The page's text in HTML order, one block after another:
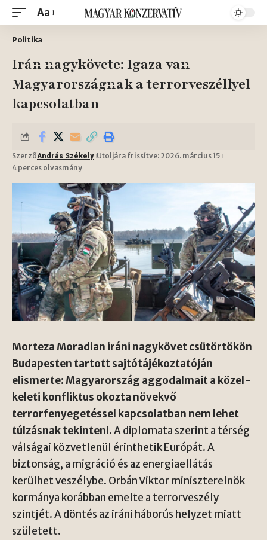
Aa
Politika
Irán nagykövete: Igaza van
Magyarországnak a terrorveszéllyel
kapcsolatban
SzerzőAndrás Székely Utoljára frissítve: 2026. március 15
4 perces olvasmány
Morteza Moradian iráni nagykövet csütörtökön
Budapesten tartott sajtótájékoztatóján
elismerte: Magyarország aggodalmait a közel-
keleti konfliktus okozta növekvő
terrorfenyegetéssel kapcsolatban nem lehet
túlzásnak tekinteni.A diplomata szerint a térség
válságai közvetlenül érinthetik Európát. A
biztonság, a migráció és az energiaellátás
kerülhet veszélybe. Orbán Viktor miniszterelnök
kormánya korábban emelte a terrorveszély
szintjét. A döntés az iráni háborús helyzet miatt
született.